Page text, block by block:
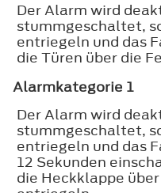
Der Alarm wird
stummgeschaltet,
entriegeln und das
die Türen über die
Alarmkategorie 1
Der Alarm wird
stummgeschaltet,
entriegeln und das
12 Sekunden
die Heckklappe